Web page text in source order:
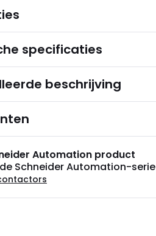
specificaties
beschrijving
Automation product
Schneider Automation-serie